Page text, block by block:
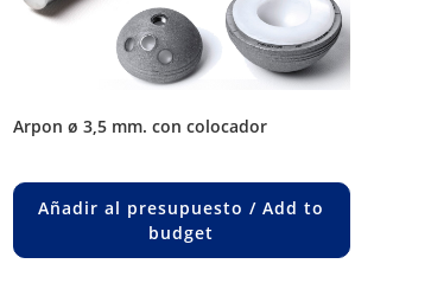
arpon ø 3,5 mm. con colocador
Añadir al presupuesto / Add to
budget